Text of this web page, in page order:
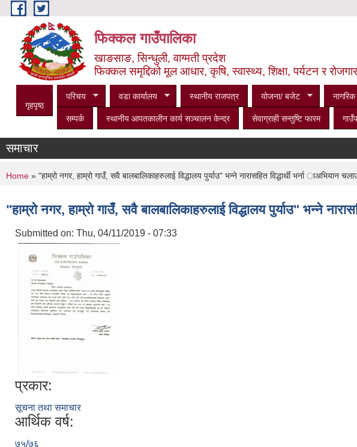
Skip to main content
फिक्कल गाउँपालिका
खाङसाङ, सिन्धुली, वाग्मती प्रदेश
फिक्कल समृद्दिको मूल आधार, कृषि, स्वास्थ्य, शिक्षा, पर्यटन र रोजगार
गृहपृष्ठ
परिचय वडा कार्यालय स्थानीय राजपत्र योजना/ बजेट
सम्पर्क स्थानीय आपतकालीन कार्य सञ्‍चालन केन्द्र सेवाग्राही सन्तुष्टि फारम
समाचार
You are here
Home » "हाम्रो नगर, हाम्रो गाउँ, सवै बालबालिकाहरुलाई विद्धालय पुर्याउ" भन्ने नारासहित विद्धार्थी भर्ना ाअभियान
"हाम्रो नगर, हाम्रो गाउँ, सवै बालबालिकाहरुलाई विद्धालय पुर्याउ" भन्ने
Submitted on: Thu, 04/11/2019 - 07:33
प्रकार:
सूचना तथा समाचार
आर्थिक वर्ष:
७५/७६